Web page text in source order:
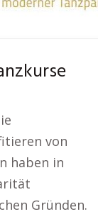
von
haben in
Gründen.